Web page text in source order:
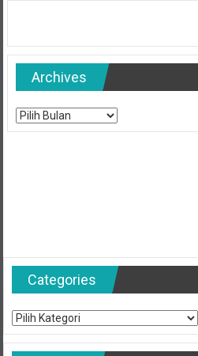
Archives
Archives
Categories
Categories